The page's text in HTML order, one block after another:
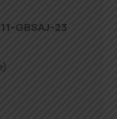
GBSAJ-23